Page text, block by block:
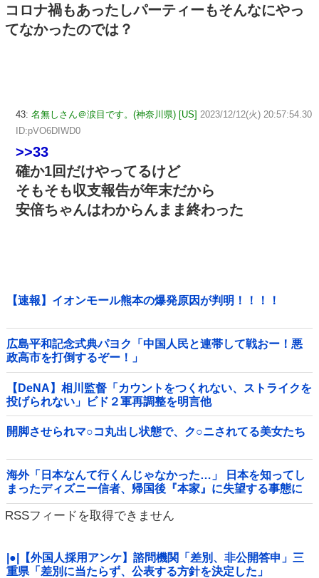
コロナ禍もあったしパーティーもそんなにやっ
てなかったのでは？
43: 名無しさん＠涙目です。(神奈川県) [US] 2023/12/12(火) 20:57:54.30
ID:pVO6DIWD0
>>33
確か1回だけやってるけど
そもそも収支報告が年末だから
安倍ちゃんはわからんまま終わった
【速報】イオンモール熊本の爆発原因が判明！！！！
広島平和記念式典パヨク「中国人民と連帯して戦おー！悪
政高市を打倒するぞー！」
【DeNA】相川監督「カウントをつくれない、ストライクを
投げられない」ビド２軍再調整を明言他
開脚させられマ○コ丸出し状態で、ク○ニされてる美女たち
海外「日本なんて行くんじゃなかった…」 日本を知ってし
まったディズニー信者、帰国後『本家』に失望する事態に
RSSフィードを取得できません
|●|【外国人採用アンケ】諮問機関「差別、非公開答申」三
重県「差別に当たらず、公表する方針を決定した」